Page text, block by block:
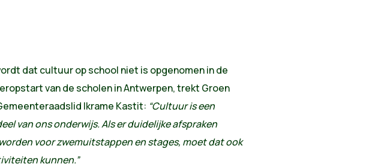
dat cultuur op school niet is opgenomen in de
van de scholen in Antwerpen, trekt Groen
Ikrame Kastit: “Cultuur is een
van ons onderwijs. Als er duidelijke afspraken
voor zwemuitstappen en stages, moet dat ook
kunnen.”